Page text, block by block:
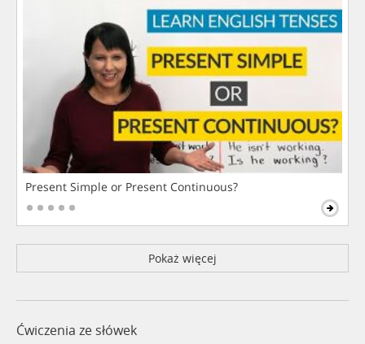
Present Simple or Present Continuous?
Pokaż więcej
Ćwiczenia ze słówek